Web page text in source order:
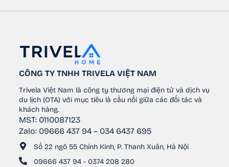
CÔNG TY TNHH TRIVELA VIỆT NAM
Trivela Việt Nam là công ty thương mại điện tử và dịch vụ
du lịch (OTA) với mục tiêu là cầu nối giữa các đối tác và
khách hàng.
MST: 0110087123
Zalo: 09666 437 94 – 034 6437 695
Số 22 ngõ 55 Chính Kinh, P. Thanh Xuân, Hà Nội
09666 437 94 - 0374 208 280